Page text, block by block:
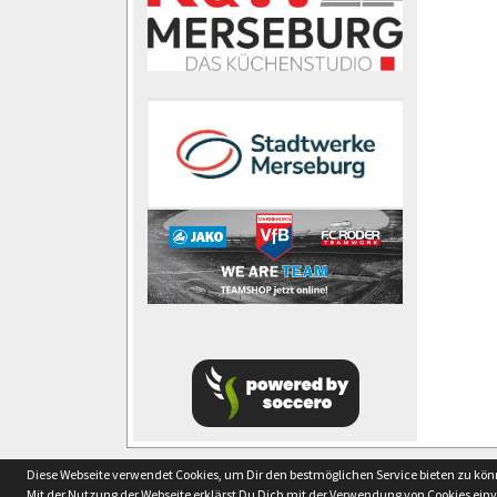
soccero.de
© 2006 - 2026
Diese Webseite verwendet Cookies, um Dir den bestmöglichen Service bieten zu